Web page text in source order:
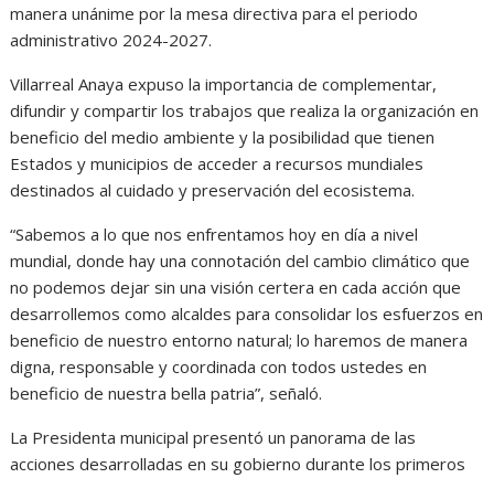
manera unánime por la mesa directiva para el periodo
administrativo 2024-2027.
Villarreal Anaya expuso la importancia de complementar,
difundir y compartir los trabajos que realiza la organización en
beneficio del medio ambiente y la posibilidad que tienen
Estados y municipios de acceder a recursos mundiales
destinados al cuidado y preservación del ecosistema.
“Sabemos a lo que nos enfrentamos hoy en día a nivel
mundial, donde hay una connotación del cambio climático que
no podemos dejar sin una visión certera en cada acción que
desarrollemos como alcaldes para consolidar los esfuerzos en
beneficio de nuestro entorno natural; lo haremos de manera
digna, responsable y coordinada con todos ustedes en
beneficio de nuestra bella patria”, señaló.
La Presidenta municipal presentó un panorama de las
acciones desarrolladas en su gobierno durante los primeros